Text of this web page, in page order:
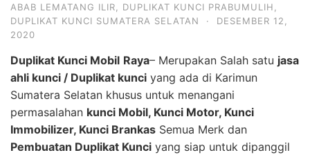
ABAB LEMATANG ILIR, DUPLIKAT KUNCI PRABUMULIH,
DUPLIKAT KUNCI SUMATERA SELATAN
·
DESEMBER 12,
2020
Duplikat Kunci Mobil Raya– Merupakan Salah satu jasa
ahli kunci / Duplikat kunci yang ada di Karimun
Sumatera Selatan khusus untuk menangani
permasalahan kunci Mobil, Kunci Motor, Kunci
Immobilizer, Kunci Brankas Semua Merk dan
Pembuatan Duplikat Kunci yang siap untuk dipanggil